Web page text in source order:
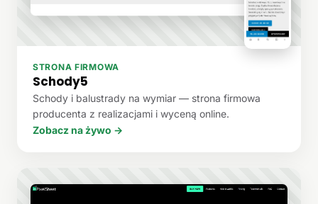
STRONA FIRMOWA
Schody5
Schody i balustrady na wymiar — strona firmowa
producenta z realizacjami i wyceną online.
Zobacz na żywo →